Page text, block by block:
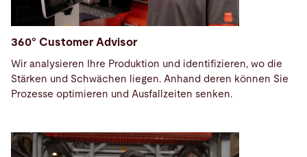
360° Customer Advisor
Wir analysieren Ihre Produktion und identifizieren, wo die
Stärken und Schwächen liegen. Anhand deren können Sie
Prozesse optimieren und Ausfallzeiten senken.